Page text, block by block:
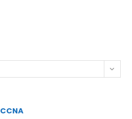
CCNA